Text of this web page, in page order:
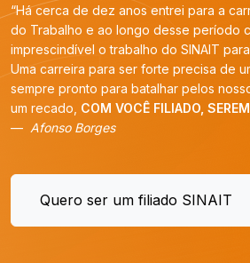
“Há cerca de dez anos entrei para a
do Trabalho e ao longo desse período
imprescindível o trabalho do SINAIT
Uma carreira para ser forte precisa de
sempre pronto para batalhar pelos
um recado, COM VOCÊ FILIADO,
Afonso Borges
Quero ser um filiado SINAIT